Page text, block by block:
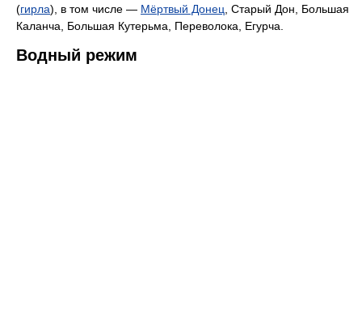
(гирла), в том числе — Мёртвый Донец, Старый Дон, Большая
Каланча, Большая Кутерьма, Переволока, Егурча.
Водный режим